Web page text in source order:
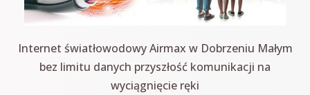
Internet światłowodowy Airmax w Dobrzeniu Małym
bez limitu danych przyszłość komunikacji na
wyciągnięcie ręki